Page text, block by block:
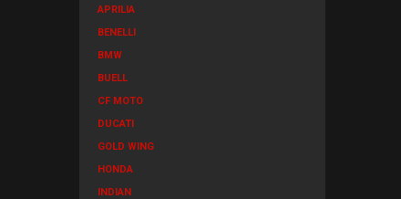
APRILIA
BENELLI
BMW
BUELL
CF MOTO
DUCATI
GOLD WING
HONDA
INDIAN